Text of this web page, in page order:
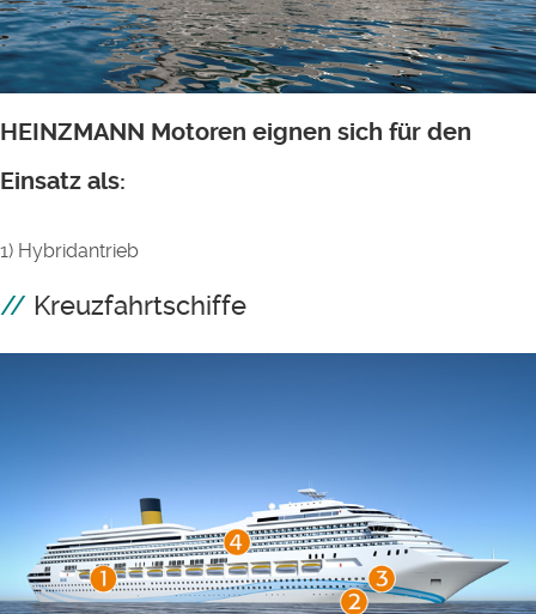
HEINZMANN Motoren eignen sich für den
Einsatz als:
1) Hybridantrieb
Kreuzfahrtschiffe